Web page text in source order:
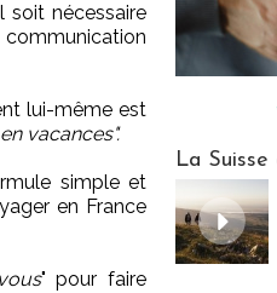
soit nécessaire
lui-même est
vacances".
simple et
en France
" pour faire
La